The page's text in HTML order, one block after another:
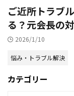
ご近所トラブ
る？元会長の
2026/1/10
悩み・トラブル解決
カテゴリー